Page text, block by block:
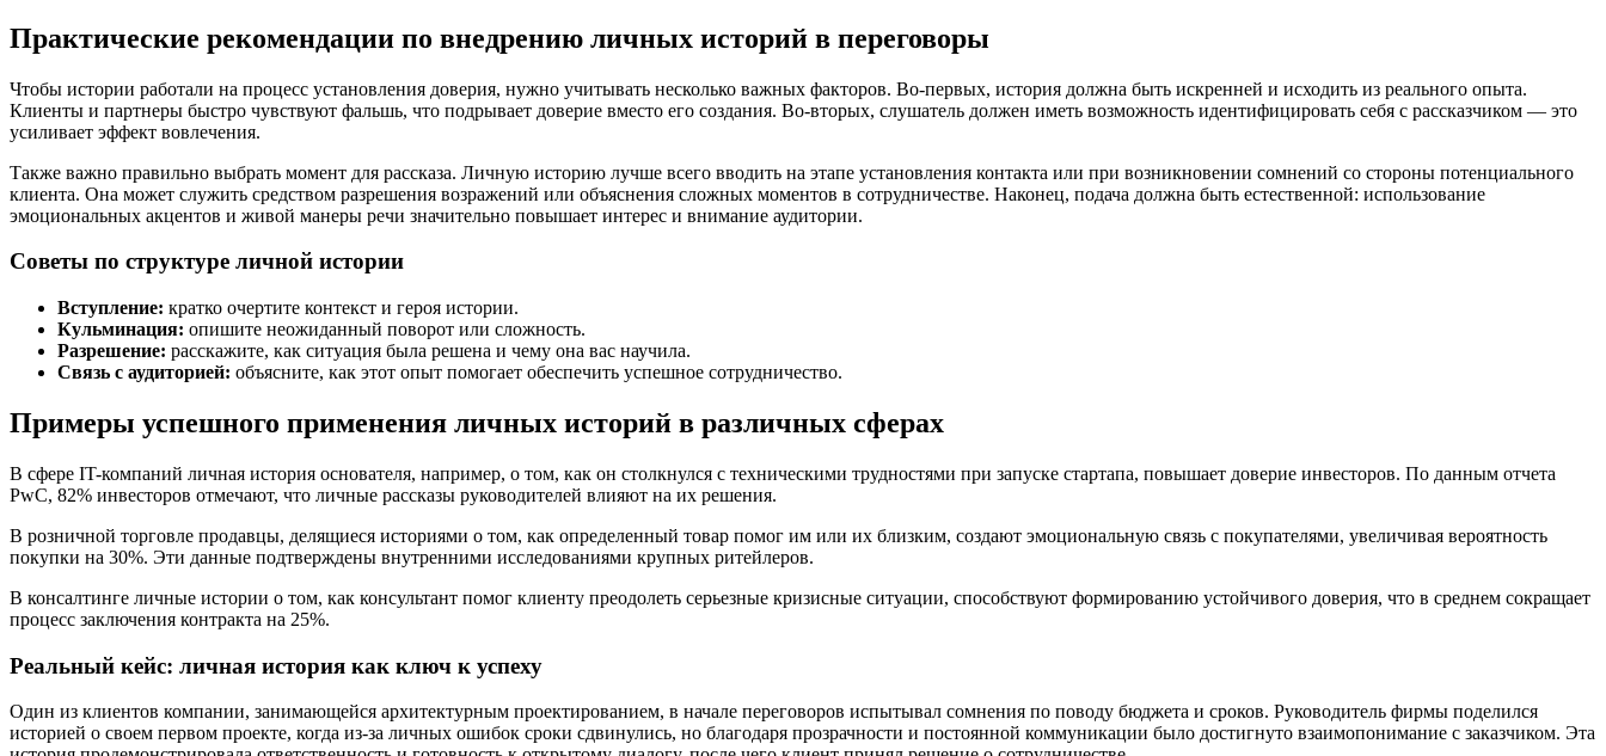
Практические рекомендации по внедрению личных историй в переговоры
Чтобы истории работали на процесс установления доверия, нужно учитывать несколько важных факторов. Во-первых, история должна быть искренней и исходить из реального опыта.
Клиенты и партнеры быстро чувствуют фальшь, что подрывает доверие вместо его создания. Во-вторых, слушатель должен иметь возможность идентифицировать себя с рассказчиком — это
усиливает эффект вовлечения.
Также важно правильно выбрать момент для рассказа. Личную историю лучше всего вводить на этапе установления контакта или при возникновении сомнений со стороны потенциального
клиента. Она может служить средством разрешения возражений или объяснения сложных моментов в сотрудничестве. Наконец, подача должна быть естественной: использование
эмоциональных акцентов и живой манеры речи значительно повышает интерес и внимание аудитории.
Советы по структуре личной истории
Вступление: кратко очертите контекст и героя истории.
Кульминация: опишите неожиданный поворот или сложность.
Разрешение: расскажите, как ситуация была решена и чему она вас научила.
Связь с аудиторией: объясните, как этот опыт помогает обеспечить успешное сотрудничество.
Примеры успешного применения личных историй в различных сферах
В сфере IT-компаний личная история основателя, например, о том, как он столкнулся с техническими трудностями при запуске стартапа, повышает доверие инвесторов. По данным отчета
PwC, 82% инвесторов отмечают, что личные рассказы руководителей влияют на их решения.
В розничной торговле продавцы, делящиеся историями о том, как определенный товар помог им или их близким, создают эмоциональную связь с покупателями, увеличивая вероятность
покупки на 30%. Эти данные подтверждены внутренними исследованиями крупных ритейлеров.
В консалтинге личные истории о том, как консультант помог клиенту преодолеть серьезные кризисные ситуации, способствуют формированию устойчивого доверия, что в среднем сокращает
процесс заключения контракта на 25%.
Реальный кейс: личная история как ключ к успеху
Один из клиентов компании, занимающейся архитектурным проектированием, в начале переговоров испытывал сомнения по поводу бюджета и сроков. Руководитель фирмы поделился
историей о своем первом проекте, когда из-за личных ошибок сроки сдвинулись, но благодаря прозрачности и постоянной коммуникации было достигнуто взаимопонимание с заказчиком. Эта